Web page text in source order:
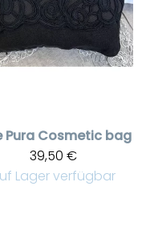
Pura Cosmetic bag
39,50 €
Lager verfügbar